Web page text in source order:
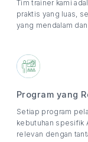
Tim trainer kami
praktis yang luas,
yang mendalam
Program yang
Setiap program
kebutuhan spesifik
relevan dengan